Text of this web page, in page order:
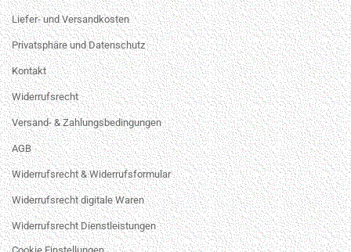
Liefer- und Versandkosten
Privatsphäre und Datenschutz
Kontakt
Widerrufsrecht
Versand- & Zahlungsbedingungen
AGB
Widerrufsrecht & Widerrufsformular
Widerrufsrecht digitale Waren
Widerrufsrecht Dienstleistungen